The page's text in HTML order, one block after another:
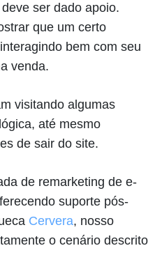
ser dado apoio.
que um certo
bem com seu
venda.
visitando algumas
até mesmo
de sair do site.
de remarketing de e-
suporte pós-
Cervera, nosso
o cenário descrito